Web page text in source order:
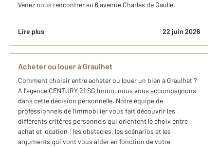
Venez nous rencontrer au 6 avenue Charles de Gaulle.
Lire plus 22 juin 2026
Acheter ou louer à Graulhet
Comment choisir entre acheter ou louer un bien à Graulhet ?
A l'agence CENTURY 21 SG Immo, nous vous accompagnons
dans cette décision personnelle. Notre équipe de
professionnels de l'immobilier vous fait découvrir les
différents critères personnels qui orientent le choix entre
achat et location : les obstacles, les scénarios et les
arguments qui vont vous aider en fonction de votre